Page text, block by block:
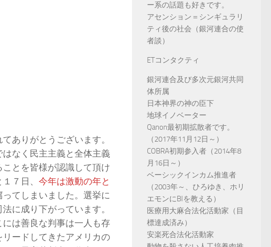
ありがとうございます。
なく民主主義と全体主義
とを皆様が認識して頂け
７日、 今年は激動の年と
てしまいました。選挙に
に成り下がっています。
は善良な判事は一人も存
ードしてきたアメリカの
ー系の話題も好きです。
アセンション＝シンギュラリ
ティ後の社会（銀河連合の使
者談）
ETコンタクティ
銀河連合及び多次元銀河共同
体所属
日本神界の神の臣下
地球イノベーター
Qanon最初期拡散者です。
（2017年11月12日～）
COBRA初期参入者（2014年8
月16日～）
ベーシックインカム推進者
（2003年～、ひろゆき、ホリ
エモンにBIを教える）
医療用大麻合法化活動家（目
標達成済み）
安楽死合法化活動家